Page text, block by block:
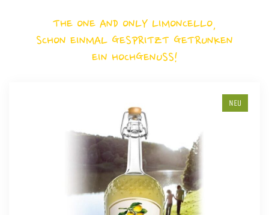
THE ONE AND ONLY LIMONCELLO,
SCHON EINMAL GESPRITZT GETRUNKEN
EIN HOCHGENUSS!
NEU